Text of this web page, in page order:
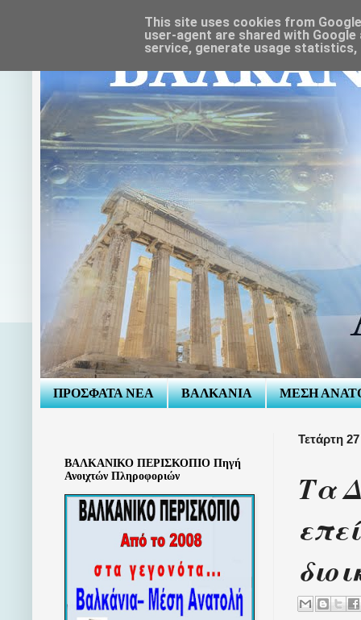
ΠΡΟΣΦΑΤΑ ΝΕΑ ΒΑΛΚΑΝΙΑ ΜΕΣΗ
Τετάρτη
Τα
ΒΑΛΚΑΝΙΚΟ ΠΕΡΙΣΚΟΠΙΟ Πηγή
Ανοιχτών Πληροφοριών
This site uses cookies from
user-agent are shared with
service, generate usage statistics,